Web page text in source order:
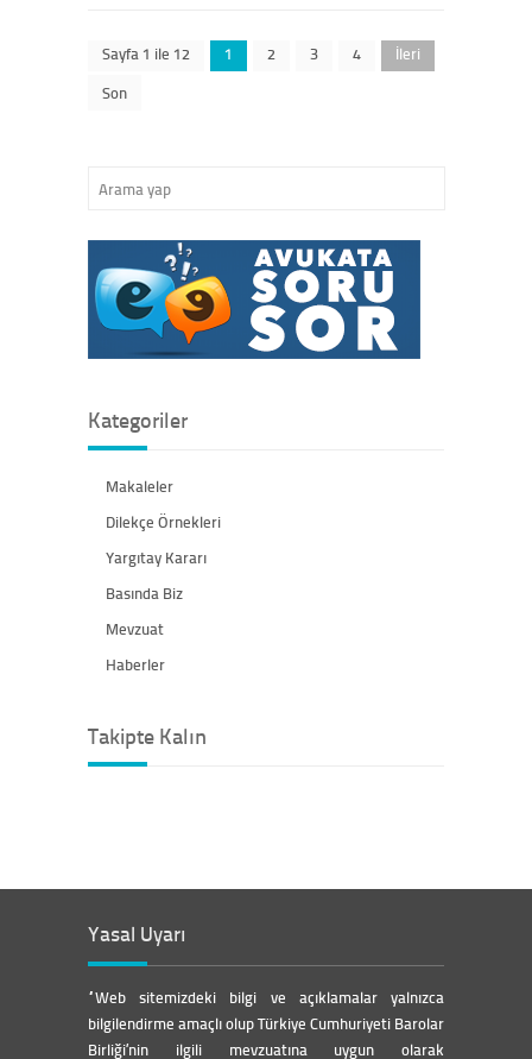
Sayfa 1 ile 12 1 2 3 4
İleri
Son
Kategoriler
Makaleler
Dilekçe Örnekleri
Yargıtay Kararı
Basında Biz
Mevzuat
Haberler
Takipte Kalın
Yasal Uyarı
“Web sitemizdeki bilgi ve açıklamalar yalnızca
bilgilendirme amaçlı olup Türkiye Cumhuriyeti Barolar
Birliği’nin ilgili mevzuatına uygun olarak